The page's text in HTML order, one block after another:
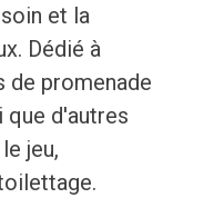
et la
Dédié à
de promenade
que d'autres
jeu,